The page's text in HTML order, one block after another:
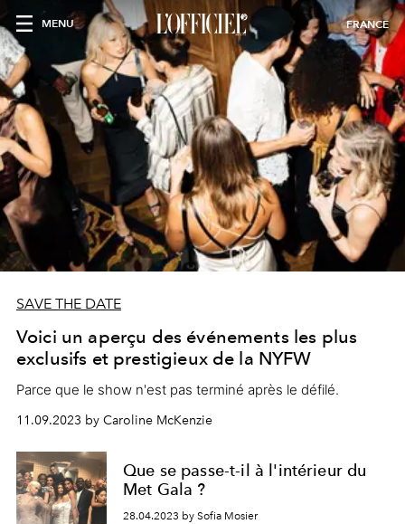
MENU FRANCE
SAVE THE DATE
Voici un aperçu des événements les plus
exclusifs et prestigieux de la NYFW
Parce que le show n'est pas terminé après le défilé.
11.09.2023 by Caroline McKenzie
Que se passe-t-il à l'intérieur du
Met Gala ?
28.04.2023 by Sofia Mosier